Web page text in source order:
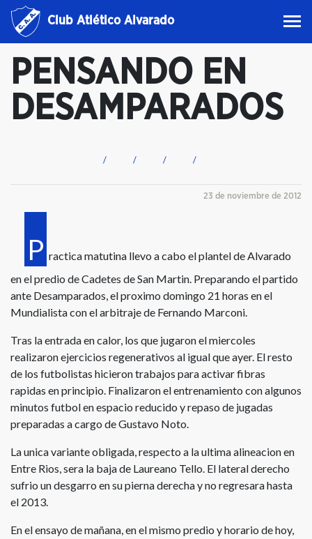
Club Atlético Alvarado
PENSANDO EN
DESAMPARADOS
23 de noviembre de 2012
P ractica matutina llevo a cabo el plantel de Alvarado
en el predio de Cadetes de San Martin. Preparando el partido
ante Desamparados, el proximo domingo 21 horas en el
Mundialista con el arbitraje de Fernando Marconi.
Tras la entrada en calor, los que jugaron el miercoles
realizaron ejercicios regenerativos al igual que ayer. El resto
de los futbolistas hicieron trabajos para activar fibras
rapidas en principio. Finalizaron el entrenamiento con algunos
minutos futbol en espacio reducido y repaso de jugadas
preparadas a cargo de Gustavo Noto.
La unica variante obligada, respecto a la ultima alineacion en
Entre Rios, sera la baja de Laureano Tello. El lateral derecho
sufrio un desgarro en su pierna derecha y no regresara hasta
el 2013.
En el ensayo de mañana, en el mismo predio y horario de hoy,